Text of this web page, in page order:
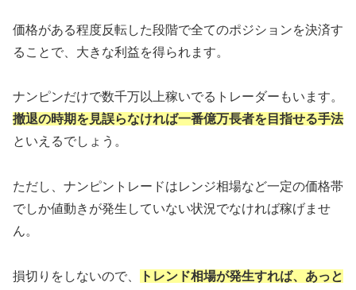
価格がある程度反転した段階で全てのポジションを決済す
ることで、大きな利益を得られます。
ナンピンだけで数千万以上稼いでるトレーダーもいます。
撤退の時期を見誤らなければ一番億万長者を目指せる手法
といえるでしょう。
ただし、ナンピントレードはレンジ相場など一定の価格帯
でしか値動きが発生していない状況でなければ稼げませ
ん。
損切りをしないので、
トレンド相場が発生すれば、あっと